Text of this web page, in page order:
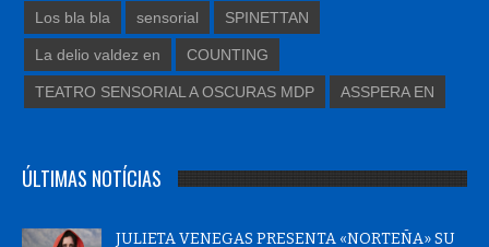
Los bla bla sensorial SPINETTAN
La delio valdez en COUNTING
TEATRO SENSORIAL A OSCURAS MDP ASSPERA EN
ÚLTIMAS NOTÍCIAS
JULIETA VENEGAS PRESENTA «NORTEÑA» SU